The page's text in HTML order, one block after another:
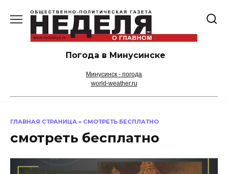
содержанию
Погода в Минусинске
Минусинск - погода
world-weather.ru
ГЛАВНАЯ СТРАНИЦА » СМОТРЕТЬ БЕСПЛАТНО
смотреть бесплатно